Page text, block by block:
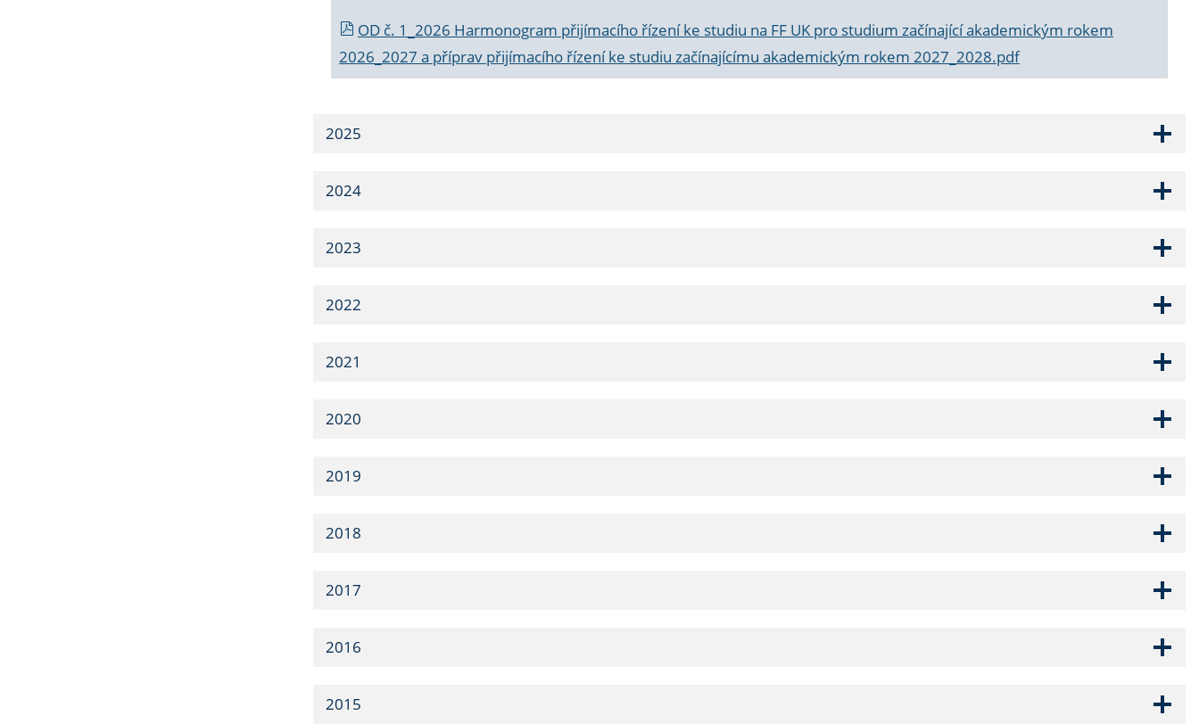
OD č. 1_2026 Harmonogram přijímacího řízení ke studiu na FF UK pro studium začínající akademickým rokem
2026_2027 a příprav přijímacího řízení ke studiu začínajícímu akademickým rokem 2027_2028.pdf
2025
2024
2023
2022
2021
2020
2019
2018
2017
2016
2015